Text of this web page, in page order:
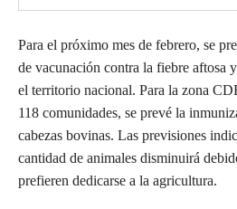
Para el próximo mes de febrero, se
de vacunación contra la fiebre aftosa
el territorio nacional. Para la zona
118 comunidades, se prevé la
cabezas bovinas. Las previsiones
cantidad de animales disminuirá
prefieren dedicarse a la agricultura.